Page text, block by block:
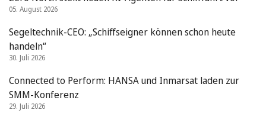
05. August 2026
Segeltechnik-CEO: „Schiffseigner können schon heute
handeln“
30. Juli 2026
Connected to Perform: HANSA und Inmarsat laden zur
SMM-Konferenz
29. Juli 2026